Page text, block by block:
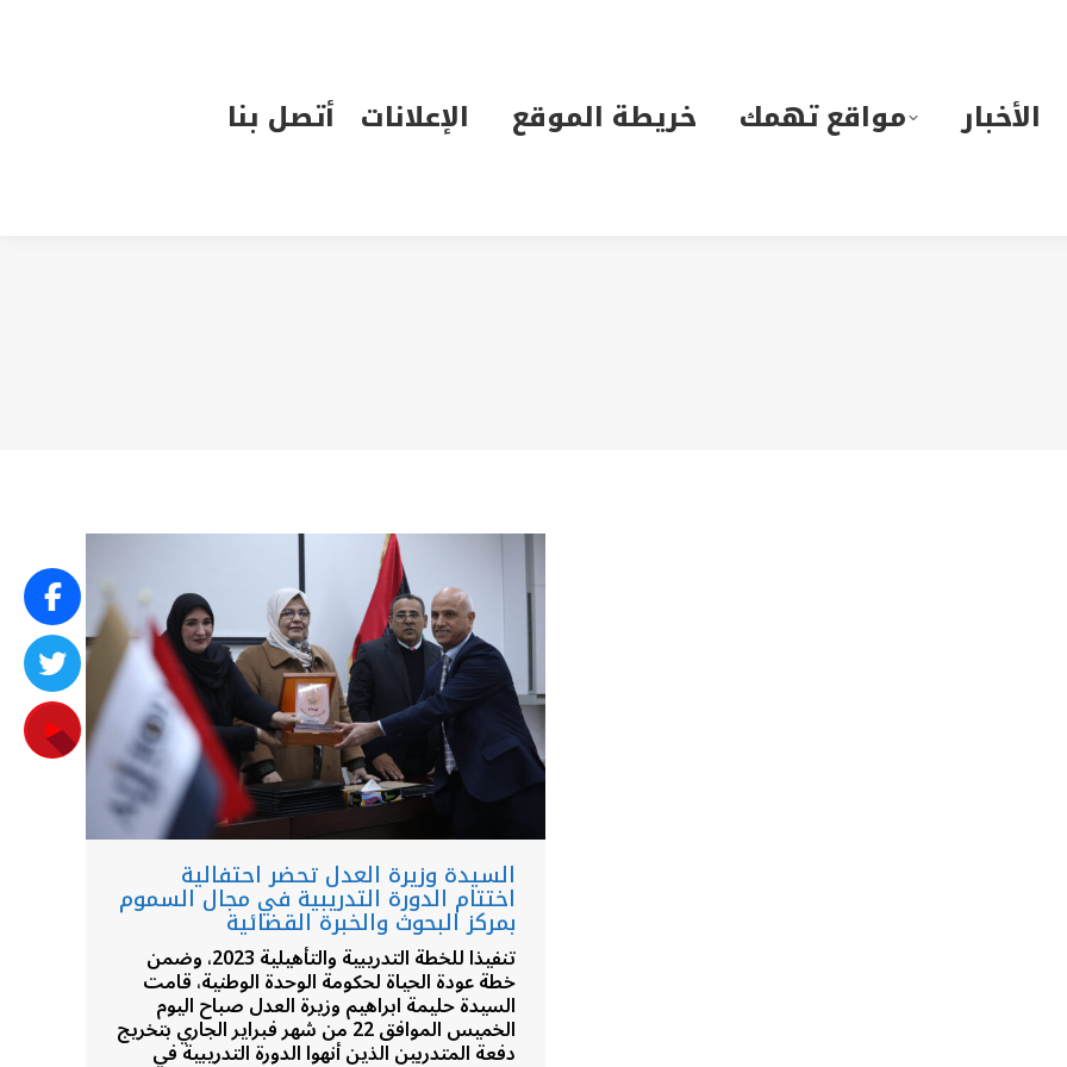
الأخبار مواقع تهمك خريطة الموقع الإعلانات أتصل بنا
السيدة وزيرة العدل تحضر احتفالية
اختتام الدورة التدريبية في مجال السموم
بمركز البحوث والخبرة القضائية
تنفيذا للخطة التدريبية والتأهيلية 2023، وضمن
خطة عودة الحياة لحكومة الوحدة الوطنية، قامت
السيدة حليمة ابراهيم وزيرة العدل صباح اليوم
الخميس الموافق 22 من شهر فبراير الجاري بتخريج
دفعة المتدربين الذين أنهوا الدورة التدريبية في